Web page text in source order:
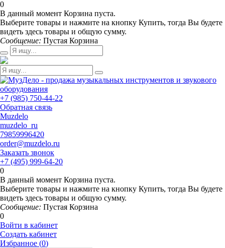
0
В данный момент Корзина пуста.
Выберите товары и нажмите на кнопку Купить, тогда Вы будете
видеть здесь товары и общую сумму.
Сообщение: Пустая Корзина
+7 (985) 750-44-22
Обратная связь
Muzdelo
muzdelo_ru
79859996420
order@muzdelo.ru
Заказать звонок
+7 (495) 999-64-20
0
В данный момент Корзина пуста.
Выберите товары и нажмите на кнопку Купить, тогда Вы будете
видеть здесь товары и общую сумму.
Сообщение: Пустая Корзина
0
Войти в кабинет
Создать кабинет
Избранное (0)